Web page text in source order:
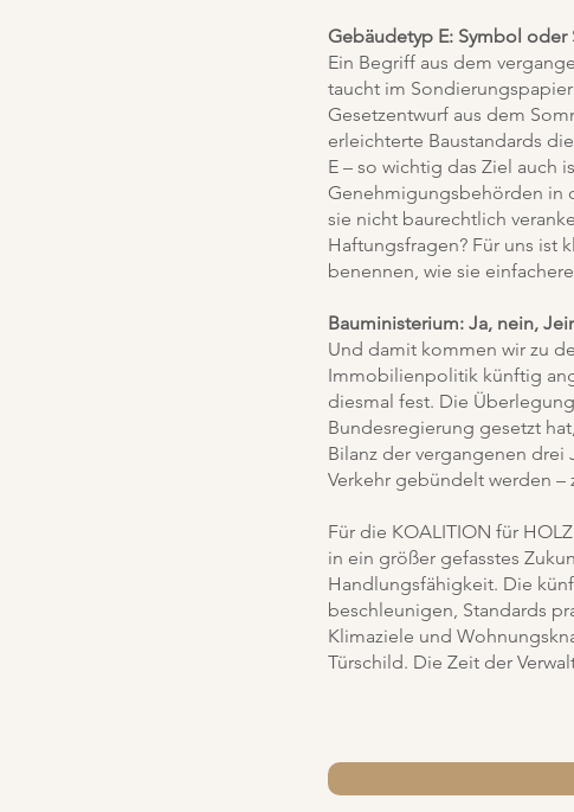
Gebäudetyp E: Symbol oder
Ein Begriff aus dem
taucht im
Gesetzentwurf aus dem
erleichterte Baustandards
E – so wichtig das Ziel auch
Genehmigungsbehörden in
sie nicht baurechtlich
Haftungsfragen? Für uns ist
benennen, wie sie
Bauministerium: Ja, nein,
Und damit kommen wir zu
Immobilienpolitik künftig
diesmal fest. Die
Bundesregierung gesetzt
Bilanz der vergangenen drei
Verkehr gebündelt werden
Für die KOALITION für
in ein größer gefasstes
Handlungsfähigkeit. Die
beschleunigen, Standards
Klimaziele und
Türschild. Die Zeit der